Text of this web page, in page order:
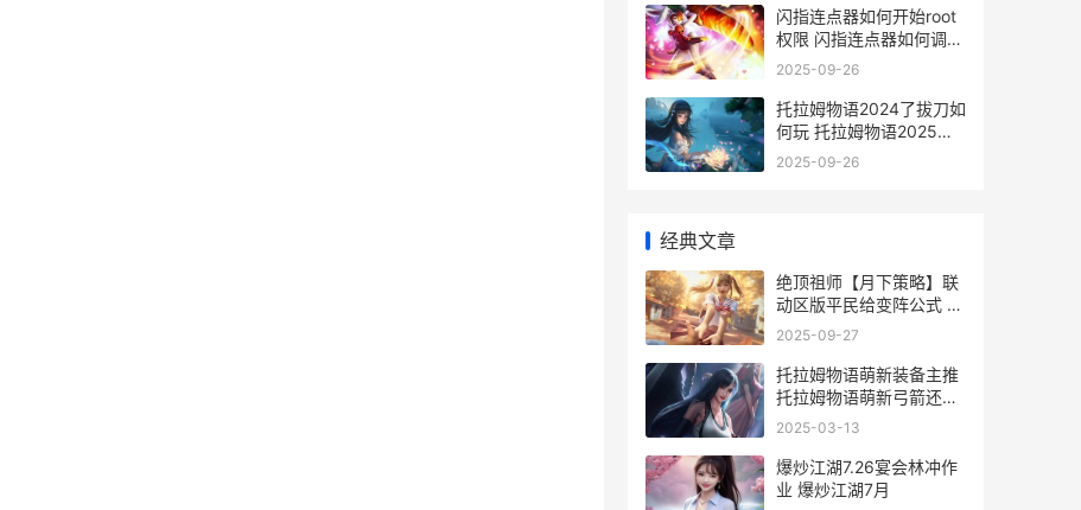
闪指连点器如何开始root
权限 闪指连点器如何调到
最快
2025-09-26
托拉姆物语2024了拔刀如
何玩 托拉姆物语2025年
免费洗点
2025-09-26
经典文章
绝顶祖师【月下策略】联
动区版平民给变阵公式 绝
顶txt 牛笔
2025-09-27
托拉姆物语萌新装备主推
托拉姆物语萌新弓箭还是
法师
2025-03-13
爆炒江湖7.26宴会林冲作
业 爆炒江湖7月